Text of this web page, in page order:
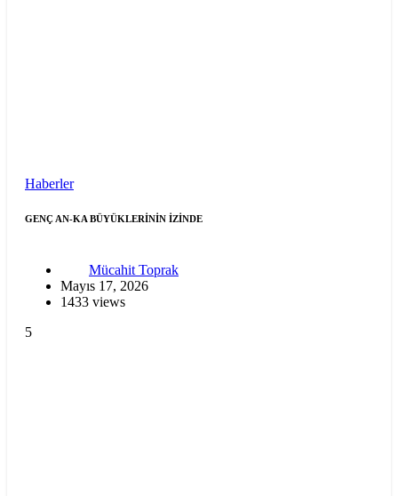
Haberler
GENÇ AN-KA BÜYÜKLERİNİN İZİNDE
Mücahit Toprak
Mayıs 17, 2026
1433 views
5